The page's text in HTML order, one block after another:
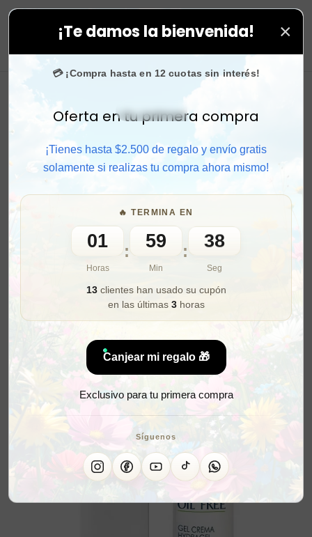
¡Te damos la bienvenida! ×
💳 ¡Compra hasta en 12 cuotas sin interés!
Activar sonido
Oferta en tu primera compra
¡Tienes hasta $2.500 de regalo y envío gratis
solamente si realizas tu compra ahora mismo!
🔥 TERMINA EN
01
Horas
: 59
Min
:
36
Seg
13clientes han usado su cupón
en las últimas 3horas
Canjear mi regalo 🎁
Exclusivo para tu primera compra
Síguenos
tus compras. ⚡ Compra rápido y aprovecha. 💙